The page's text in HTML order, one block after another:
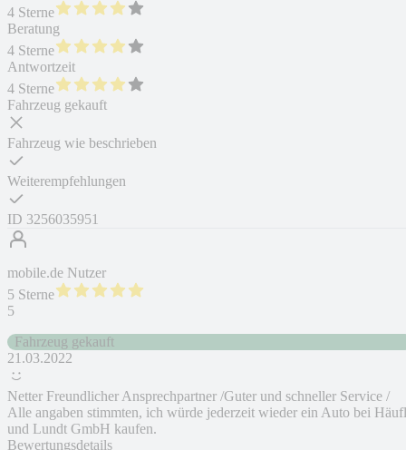
4 Sterne
Beratung
4 Sterne
Antwortzeit
4 Sterne
Fahrzeug gekauft
Fahrzeug wie beschrieben
Weiterempfehlungen
ID 3256035951
mobile.de Nutzer
5 Sterne
5
Fahrzeug gekauft
21.03.2022
Netter Freundlicher Ansprechpartner /Guter und schneller Service /
Alle angaben stimmten, ich würde jederzeit wieder ein Auto bei
und Lundt GmbH kaufen.
Bewertungsdetails